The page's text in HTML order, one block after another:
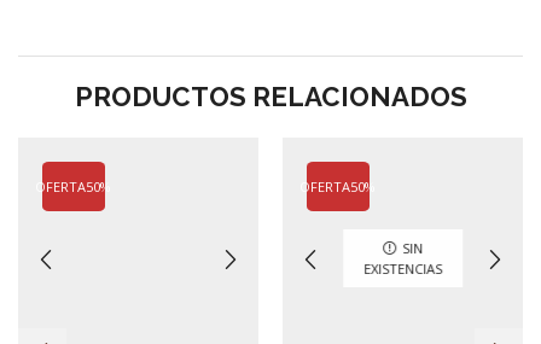
PRODUCTOS RELACIONADOS
OFERTA50% OFERTA50%
SIN
EXISTENCIAS